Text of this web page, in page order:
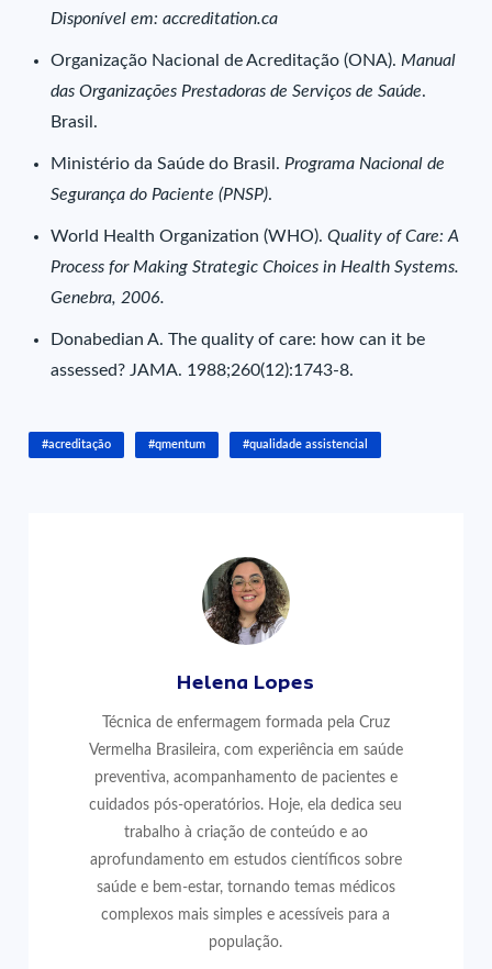
Disponível em: accreditation.ca
Organização Nacional de Acreditação (ONA). Manual
das Organizações Prestadoras de Serviços de Saúde.
Brasil.
Ministério da Saúde do Brasil. Programa Nacional de
Segurança do Paciente (PNSP).
World Health Organization (WHO). Quality of Care: A
Process for Making Strategic Choices in Health Systems.
Genebra, 2006.
Donabedian A. The quality of care: how can it be
assessed? JAMA. 1988;260(12):1743-8.
#acreditação #qmentum #qualidade assistencial
Helena Lopes
Técnica de enfermagem formada pela Cruz
Vermelha Brasileira, com experiência em saúde
preventiva, acompanhamento de pacientes e
cuidados pós-operatórios. Hoje, ela dedica seu
trabalho à criação de conteúdo e ao
aprofundamento em estudos científicos sobre
saúde e bem-estar, tornando temas médicos
complexos mais simples e acessíveis para a
população.